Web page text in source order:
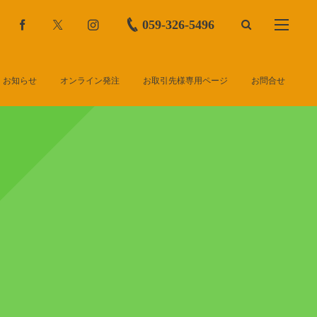
059-326-5496
お知らせ オンライン発注 お取引先様専用ページ お問合せ